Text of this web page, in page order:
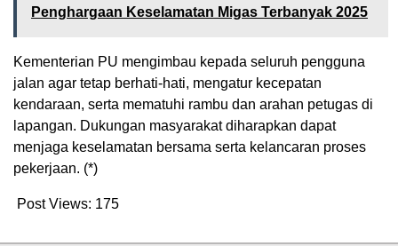
Penghargaan Keselamatan Migas Terbanyak 2025
Kementerian PU mengimbau kepada seluruh pengguna
jalan agar tetap berhati-hati, mengatur kecepatan
kendaraan, serta mematuhi rambu dan arahan petugas di
lapangan. Dukungan masyarakat diharapkan dapat
menjaga keselamatan bersama serta kelancaran proses
pekerjaan. (*)
Post Views: 175